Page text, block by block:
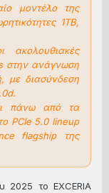
μοντέλο της
1TB,
στην ανάγνωση
με διασύνδεση
πάνω από τα
PCIe 5.0 lineup
flagship της
2025 το EXCERIA